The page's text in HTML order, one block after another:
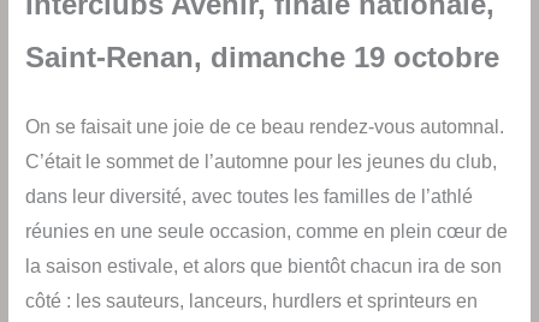
Saint-Renan, dimanche 19 octobre
On se faisait une joie de ce beau rendez-vous automnal.
C’était le sommet de l’automne pour les jeunes du club,
dans leur diversité, avec toutes les familles de l’athlé
réunies en une seule occasion, comme en plein cœur de
la saison estivale, et alors que bientôt chacun ira de son
côté : les sauteurs, lanceurs, hurdlers et sprinteurs en